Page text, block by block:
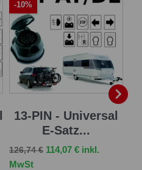
13-PIN - Universal
E-Satz...
Verkaufspreis
126,74 € Preis
114,07 € inkl.
MwSt
-10%
